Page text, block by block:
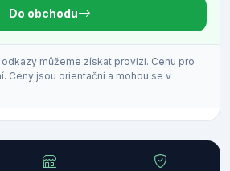
Do obchodu
můžeme získat provizi. Cenu pro
Ceny jsou orientační a mohou se v